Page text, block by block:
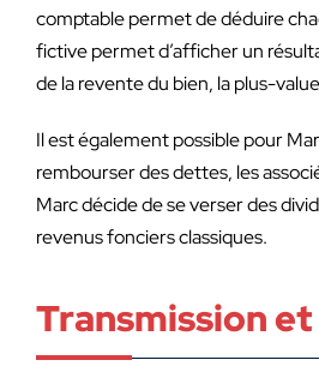
comptable permet de déduire
fictive permet d’afficher un
de la revente du bien, la plus-
Il est également possible pour
rembourser des dettes, les
Marc décide de se verser des
revenus fonciers classiques.
Transmission